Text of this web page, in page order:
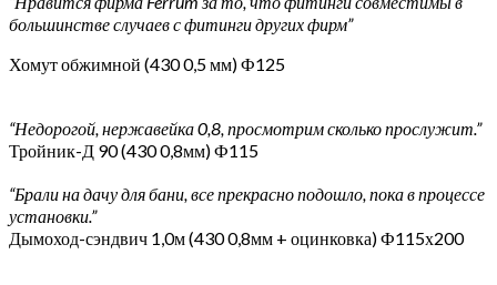
большинстве случаев с фитинги других фирм”
Хомут обжимной (430 0,5 мм) Ф125
“Недорогой, нержавейка 0,8, просмотрим сколько прослужит.”
Тройник-Д 90 (430 0,8мм) Ф115
“Брали на дачу для бани, все прекрасно подошло, пока в процессе
установки.”
Дымоход-сэндвич 1,0м (430 0,8мм + оцинковка) Ф115х200